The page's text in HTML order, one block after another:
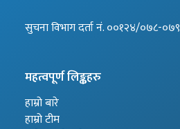
सुचना विभाग दर्ता नं. ००१२४/०७८-०७९
महत्वपूर्ण लिङ्कहरु
हाम्रो बारे
हाम्रो टीम